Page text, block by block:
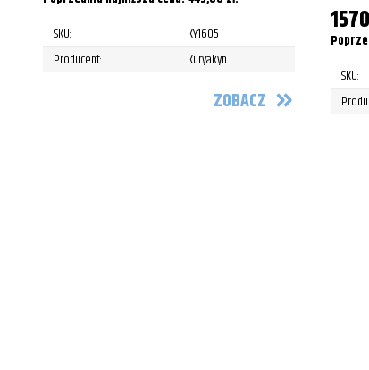
SKU:
KY1605
Producent:
Kuryakyn
ZOBACZ
SKU: